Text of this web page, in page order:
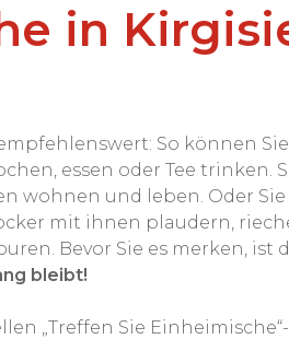
in
So können Sie
essen oder Tee trinken.
wohnen und leben. Oder Sie
mit ihnen plaudern,
Bevor Sie es merken, ist
bleibt!
„Treffen Sie Einheimische“-